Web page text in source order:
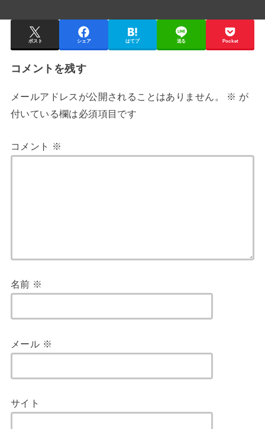
ポスト シェア はてブ 送る Pocket
コメントを残す
メールアドレスが公開されることはありません。 ※ が
付いている欄は必須項目です
コメント ※
名前 ※
メール ※
サイト